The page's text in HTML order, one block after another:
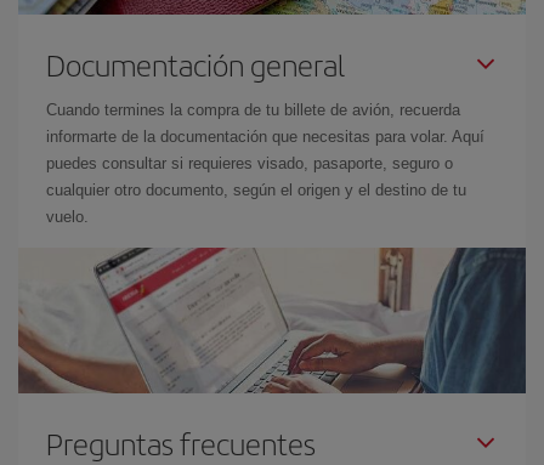
Documentación general
Cuando termines la compra de tu billete de avión, recuerda
informarte de la documentación que necesitas para volar. Aquí
puedes consultar si requieres visado, pasaporte, seguro o
cualquier otro documento, según el origen y el destino de tu
vuelo.
Preguntas frecuentes